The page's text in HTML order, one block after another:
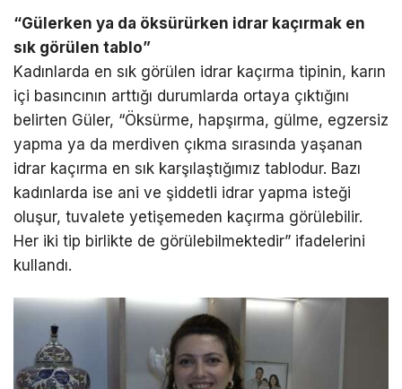
“Gülerken ya da öksürürken idrar kaçırmak en
sık görülen tablo”
Kadınlarda en sık görülen idrar kaçırma tipinin, karın
içi basıncının arttığı durumlarda ortaya çıktığını
belirten Güler, “Öksürme, hapşırma, gülme, egzersiz
yapma ya da merdiven çıkma sırasında yaşanan
idrar kaçırma en sık karşılaştığımız tablodur. Bazı
kadınlarda ise ani ve şiddetli idrar yapma isteği
oluşur, tuvalete yetişemeden kaçırma görülebilir.
Her iki tip birlikte de görülebilmektedir” ifadelerini
kullandı.